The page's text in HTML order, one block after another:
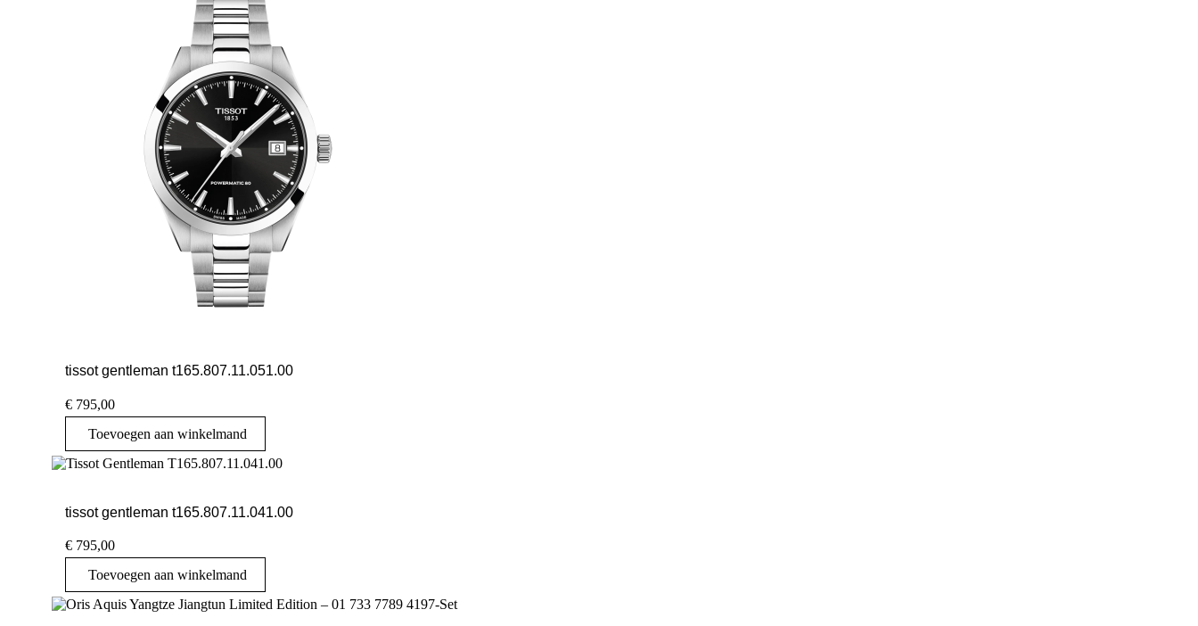
tissot gentleman t165.807.11.051.00
€ 795,00
Toevoegen aan winkelmand
tissot gentleman t165.807.11.041.00
€ 795,00
Toevoegen aan winkelmand